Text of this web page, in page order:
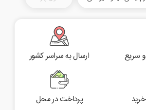
سریع ارسال به سراسر کشور
پرداخت در محل